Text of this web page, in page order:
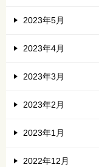
2023年5月
2023年4月
2023年3月
2023年2月
2023年1月
2022年12月